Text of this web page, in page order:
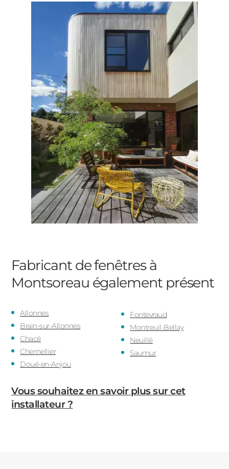
Fabricant de fenêtres à
Montsoreau également présent
Allonnes
Brain-sur-Allonnes
Chacé
Chemellier
Doué-en-Anjou
Fontevraud
Montreuil-Bellay
Neuillé
Saumur
Vous souhaitez en savoir plus sur cet
installateur ?